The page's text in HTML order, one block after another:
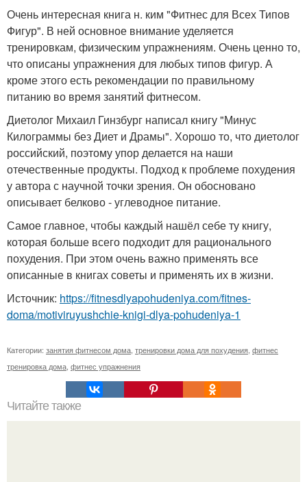
Очень интересная книга н. ким "Фитнес для Всех Типов
Фигур". В ней основное внимание уделяется
тренировкам, физическим упражнениям. Очень ценно то,
что описаны упражнения для любых типов фигур. А
кроме этого есть рекомендации по правильному
питанию во время занятий фитнесом.
Диетолог Михаил Гинзбург написал книгу "Минус
Килограммы без Диет и Драмы". Хорошо то, что диетолог
российский, поэтому упор делается на наши
отечественные продукты. Подход к проблеме похудения
у автора с научной точки зрения. Он обосновано
описывает белково - углеводное питание.
Самое главное, чтобы каждый нашёл себе ту книгу,
которая больше всего подходит для рационального
похудения. При этом очень важно применять все
описанные в книгах советы и применять их в жизни.
Источник: https://fitnesdlyapohudeniya.com/fitnes-
doma/motiviruyushchie-knigi-dlya-pohudeniya-1
Категории: занятия фитнесом дома, тренировки дома для похудения, фитнес
тренировка дома, фитнес упражнения
Читайте также